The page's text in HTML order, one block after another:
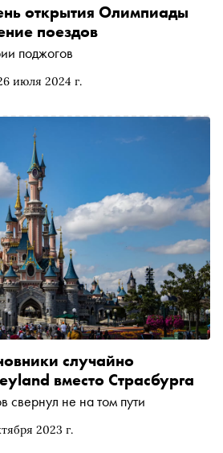
июля 2024 г.
открытия Олимпиады
поездов
поджогов
2023 г.
случайно
вместо Страсбурга
свернул не на том пути